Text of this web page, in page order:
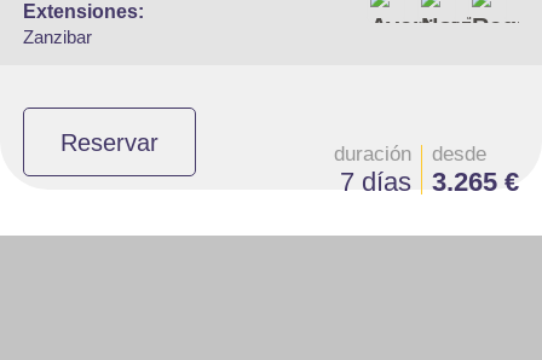
extensiones:
Zanzibar
Reservar duración
7 días
desde
3.265 €